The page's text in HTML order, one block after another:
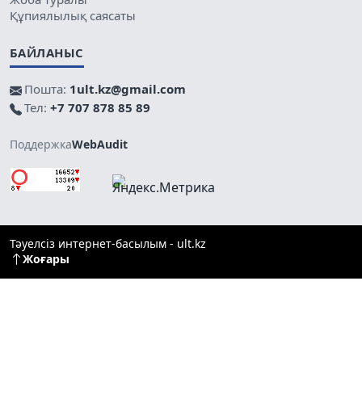
Құпиялылық саясаты
БАЙЛАНЫС
Пошта: 1ult.kz@gmail.com
Тел: +7 707 878 85 89
ПоддержкаWebAudit
Тәуелсіз интернет-басылым - ult.kz
Жоғары